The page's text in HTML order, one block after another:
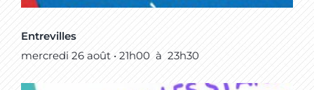
Entrevilles
mercredi 26 août • 21h00 à 23h30